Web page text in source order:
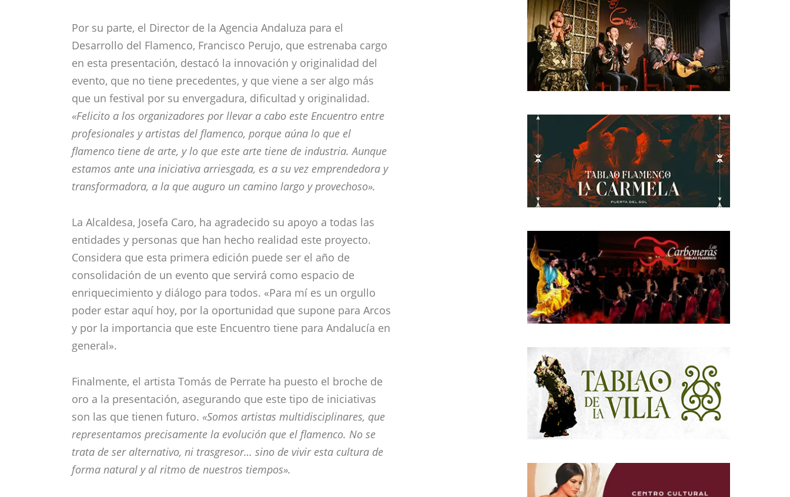
Por su parte, el Director de la Agencia Andaluza para el
Desarrollo del Flamenco, Francisco Perujo, que estrenaba cargo
en esta presentación, destacó la innovación y originalidad del
evento, que no tiene precedentes, y que viene a ser algo más
que un festival por su envergadura, dificultad y originalidad.
«Felicito a los organizadores por llevar a cabo este Encuentro entre
profesionales y artistas del flamenco, porque aúna lo que el
flamenco tiene de arte, y lo que este arte tiene de industria. Aunque
estamos ante una iniciativa arriesgada, es a su vez emprendedora y
transformadora, a la que auguro un camino largo y provechoso».
La Alcaldesa, Josefa Caro, ha agradecido su apoyo a todas las
entidades y personas que han hecho realidad este proyecto.
Considera que esta primera edición puede ser el año de
consolidación de un evento que servirá como espacio de
enriquecimiento y diálogo para todos. «Para mí es un orgullo
poder estar aquí hoy, por la oportunidad que supone para Arcos
y por la importancia que este Encuentro tiene para Andalucía en
general».
Finalmente, el artista Tomás de Perrate ha puesto el broche de
oro a la presentación, asegurando que este tipo de iniciativas
son las que tienen futuro. «Somos artistas multidisciplinares, que
representamos precisamente la evolución que el flamenco. No se
trata de ser alternativo, ni trasgresor… sino de vivir esta cultura de
forma natural y al ritmo de nuestros tiempos».